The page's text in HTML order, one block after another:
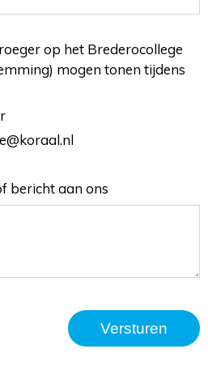
op het Brederocollege
mogen tonen tijdens
bericht aan ons